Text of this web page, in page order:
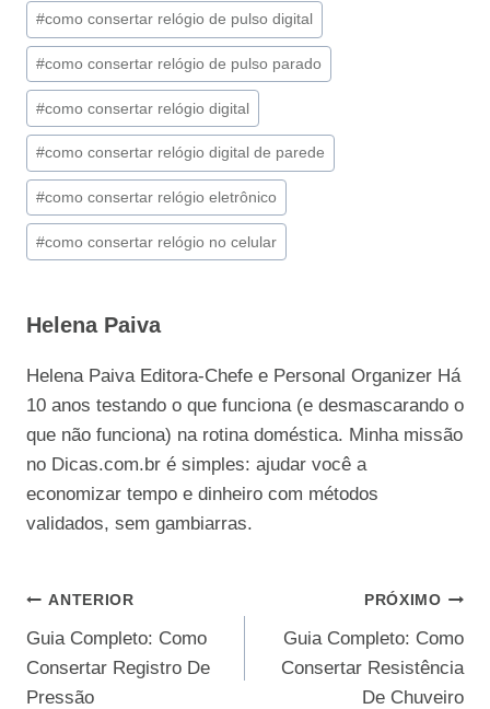
#como consertar relógio de pulso digital
#como consertar relógio de pulso parado
#como consertar relógio digital
#como consertar relógio digital de parede
#como consertar relógio eletrônico
#como consertar relógio no celular
Helena Paiva
Helena Paiva Editora-Chefe e Personal Organizer Há
10 anos testando o que funciona (e desmascarando o
que não funciona) na rotina doméstica. Minha missão
no Dicas.com.br é simples: ajudar você a
economizar tempo e dinheiro com métodos
validados, sem gambiarras.
Navegação
de
Post
ANTERIOR
Guia Completo: Como
Consertar Registro De
Pressão
PRÓXIMO
Guia Completo: Como
Consertar Resistência
De Chuveiro